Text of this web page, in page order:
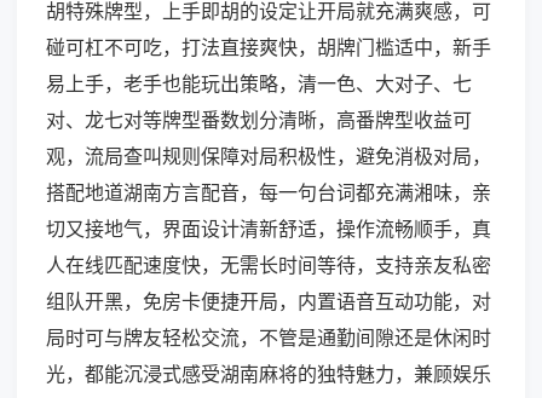
胡特殊牌型，上手即胡的设定让开局就充满爽感，可
碰可杠不可吃，打法直接爽快，胡牌门槛适中，新手
易上手，老手也能玩出策略，清一色、大对子、七
对、龙七对等牌型番数划分清晰，高番牌型收益可
观，流局查叫规则保障对局积极性，避免消极对局，
搭配地道湖南方言配音，每一句台词都充满湘味，亲
切又接地气，界面设计清新舒适，操作流畅顺手，真
人在线匹配速度快，无需长时间等待，支持亲友私密
组队开黑，免房卡便捷开局，内置语音互动功能，对
局时可与牌友轻松交流，不管是通勤间隙还是休闲时
光，都能沉浸式感受湖南麻将的独特魅力，兼顾娱乐